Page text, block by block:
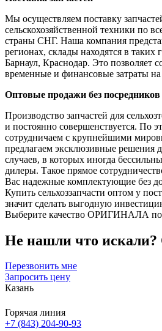
Мы осуществляем поставку
сельскохозяйственной техники по
страны СНГ. Наша компания
регионах, склады находятся в таких
Барнаул, Краснодар. Это позволяет
временные и финансовые затраты
Оптовые продажи без посредников
Производство запчастей для
и постоянно совершенствуется. По
сотрудничаем с крупнейшими
предлагаем эксклюзивные решения
случаев, в которых иногда
дилеры. Такое прямое
Вас надежные комплектующие без
Купить сельхоззапчасти оптом у
значит сделать выгодную
Выберите качество ОРИГИНАЛА по
Не нашли что искали?
Перезвонить мне
Запросить цену
Казань
Горячая линия
+7 (843) 204-90-93